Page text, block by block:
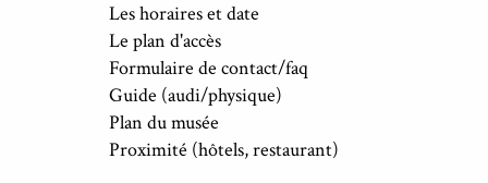
Les horaires et date
Le plan d'accès
Formulaire de contact/faq
Guide (audi/physique)
Plan du musée
Proximité (hôtels, restaurant)